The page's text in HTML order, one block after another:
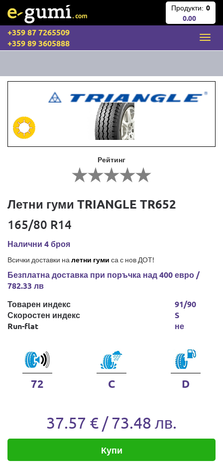
Продукти: 0
0.00
+359 87 7265509
+359 89 3605888
Рейтинг
Летни гуми TRIANGLE TR652
165/80 R14
Налични 4 броя
Всички доставки на летни гуми са с нов ДОТ!
Безплатна доставка при поръчка над 400 евро /
782.33 лв
Товарен индекс
Скоростен индекс
Run-flat
91/90
S
не
72 C D
37.57 € / 73.48 лв.
Купи